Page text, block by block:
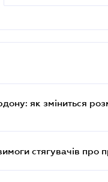
як зміниться
стягувачів про